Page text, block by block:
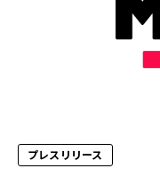
プレスリリース